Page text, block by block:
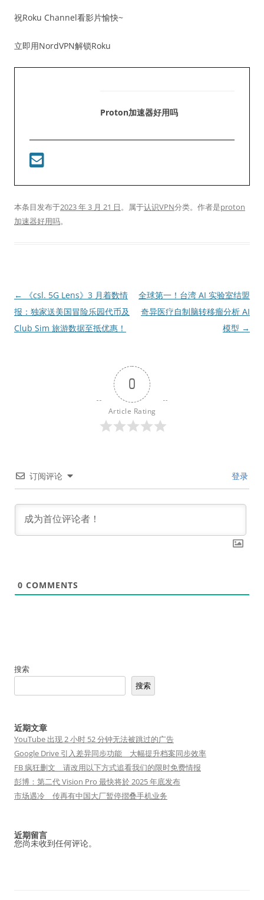
祝Roku Channel看影片愉快~
立即用NordVPN解锁Roku
Proton加速器好用吗
本条目发布于2023 年 3 月 21 日。属于认识VPN分类。 作者是proton
加速器好用吗。
文
章
导
←
《csl. 5G Lens》3 月着数情
报：独家送美国冒险乐园代币及
Club Sim 旅游数据至抵优惠！
全球第一！台湾 AI 实验室结盟
奇异医疗自制脑转移瘤分析 AI
模型 →
0
Article Rating
订阅评论 登录
0 COMMENTS
搜索
搜索
近期文章
YouTube 出现 2 小时 52 分钟无法被跳过的广告
Google Drive 引入差异同步功能 大幅提升档案同步效率
FB 疯狂删文 请改用以下方式追看我们的限时免费情报
彭博：第二代 Vision Pro 最快将於 2025 年底发布
市场遇冷 传再有中国大厂暂停摺叠手机业务
近期留言
您尚未收到任何评论。